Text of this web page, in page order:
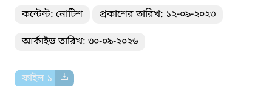
কন্টেন্ট: নোটিশ প্রকাশের তারিখ: ১২-০৯-২০২৩
আর্কাইভ তারিখ: ৩০-০৯-২০২৬
ফাইল ১